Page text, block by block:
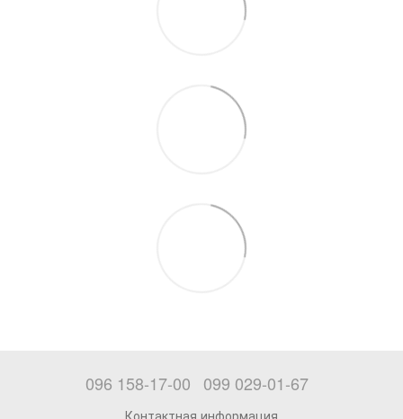
096 158-17-00 099 029-01-67
Контактная информация